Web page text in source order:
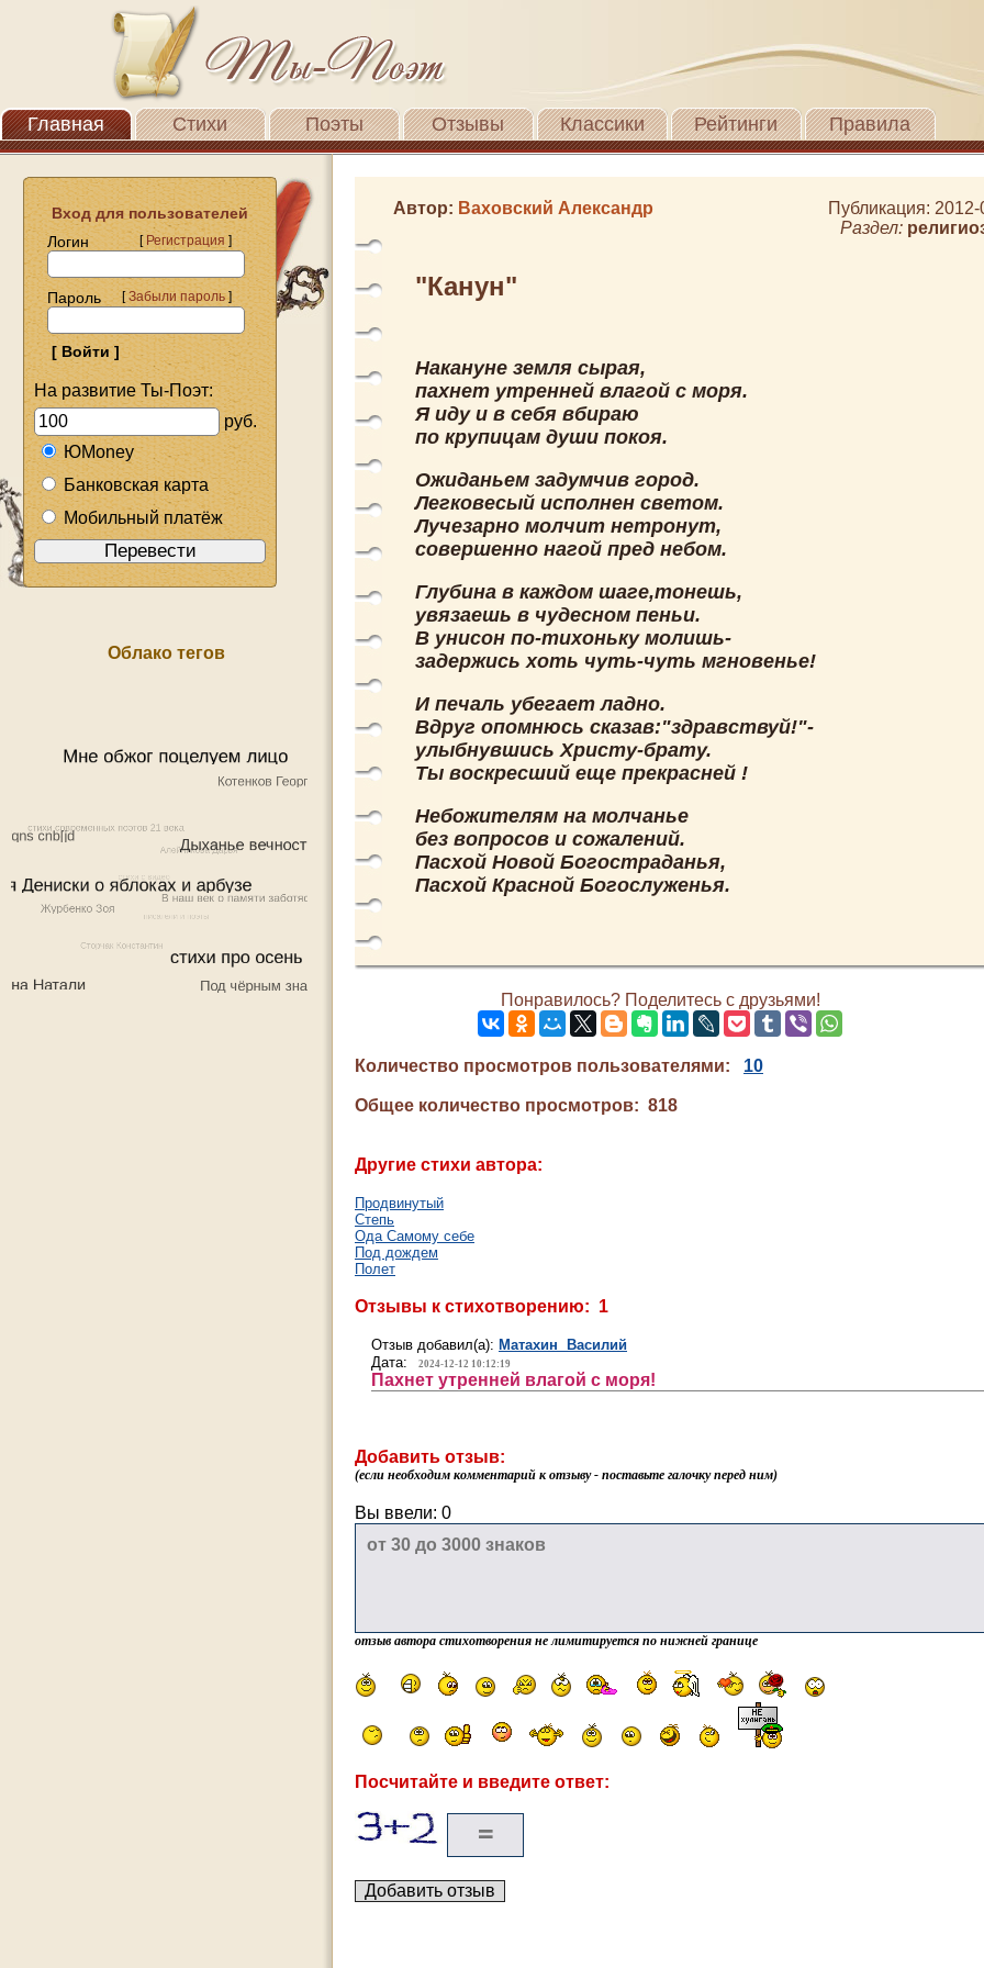
Главная Стихи Поэты Отзывы Классики Рейтинги Правила
Вход для пользователей
Логин
[Регистрация]
Пароль [Забыли пароль]
На развитие Ты-Поэт:
руб.
ЮMoney
Банковская карта
Мобильный платёж
Облако тегов
Автор: Ваховский Александр
Публикация:
Раздел:
"Канун"
Накануне земля сырая,
пахнет утренней влагой с моря.
Я иду и в себя вбираю
по крупицам души покоя.
Ожиданьем задумчив город.
Легковесый исполнен светом.
Лучезарно молчит нетронут,
совершенно нагой пред небом.
Глубина в каждом шаге,тонешь,
увязаешь в чудесном пеньи.
В унисон по-тихоньку молишь-
задержись хоть чуть-чуть мгновенье!
И печаль убегает ладно.
Вдруг опомнюсь сказав:"здравствуй!"-
улыбнувшись Христу-брату.
Ты воскресший еще прекрасней !
Небожителям на молчанье
без вопросов и сожалений.
Пасхой Новой Богостраданья,
Пасхой Красной Богослуженья.
Понравилось? Поделитесь с друзьями!
Количество просмотров пользователями: 10
Общее количество просмотров: 818
Другие стихи автора:
Продвинутый
Степь
Ода Самому себе
Под дождем
Полет
Отзывы к стихотворению: 1
Отзыв добавил(а): Матахин Василий
Дата:
2024-12-12 10:12:19
Пахнет утренней влагой с моря!
Добавить отзыв:
(если необходим комментарий к отзыву - поставьте галочку перед ним)
Вы ввели: 0
отзыв автора стихотворения не лимитируется по нижней границе
Посчитайте и введите ответ: